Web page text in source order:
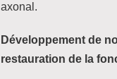
axonal.
Développement de
restauration de la